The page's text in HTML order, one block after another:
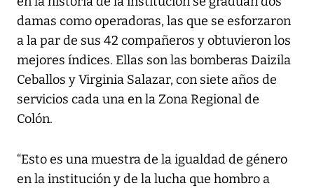
damas como operadoras, las que se esforzaron
a la par de sus 42 compañeros y obtuvieron los
mejores índices. Ellas son las bomberas Daizila
Ceballos y Virginia Salazar, con siete años de
servicios cada una en la Zona Regional de
Colón.
“Esto es una muestra de la igualdad de género
en la institución y de la lucha que hombro a